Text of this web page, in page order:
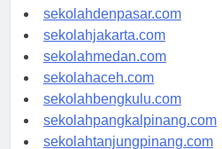
sekolahbandung.com
sekolahdenpasar.com
sekolahjakarta.com
sekolahmedan.com
sekolahaceh.com
sekolahbengkulu.com
sekolahpangkalpinang.com